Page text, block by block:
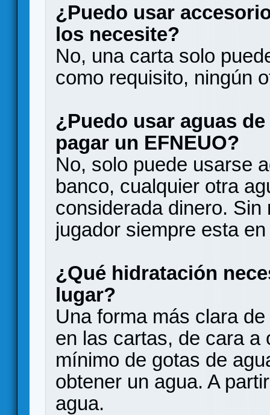
¿Puedo usar
los necesite?
No, una carta solo
como requisito, ningún
¿Puedo usar aguas
pagar un EFNEUO?
No, solo puede usarse
banco, cualquier otra
considerada dinero.
jugador siempre esta
¿Qué hidratación
lugar?
Una forma más clara
en las cartas, de cara a
mínimo de gotas de
obtener un agua. A
agua.